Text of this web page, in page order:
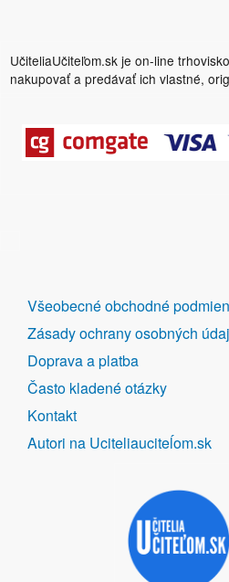
UčiteliaUčiteľom.sk je on-line
nakupovať a predávať ich vlastné,
DALŠÍ
ODKAZY
Všeobecné obchodné
Zásady ochrany osobných
Doprava a platba
Často kladené otázky
Kontakt
Autori na Uciteliauciteĺom.sk